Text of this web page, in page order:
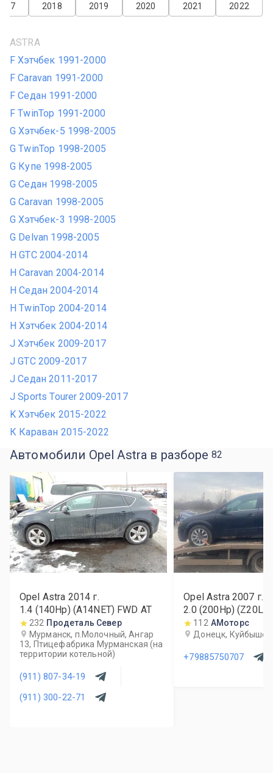
2022
2021
2020
2019
2018
ASTRA
F Хэтчбек 1991-2000
F Caravan 1991-2000
F Седан 1991-2000
F TwinTop 1991-2000
G Хэтчбек-5 1998-2005
G TwinTop 1998-2005
G Купе 1998-2005
G Седан 1998-2005
G Caravan 1998-2005
G Хэтчбек-3 1998-2005
G Delvan 1998-2005
H GTC 2004-2014
H Caravan 2004-2014
H Седан 2004-2014
H TwinTop 2004-2014
H Хэтчбек 2004-2014
J Хэтчбек 2009-2017
J GTC 2009-2017
J Седан 2011-2017
J Sports Tourer 2009-2017
K Хэтчбек 2015-2022
К Караван 2015-2022
Автомобили Opel Astra в разборе 82
Opel Astra 2014 г.
1.4 (140Hp) (A14NET) FWD AT
232 Продеталь Север
Мурманск, п.Молочный, Ангар
13, Птицефабрика Мурманская (на
территории котельной)
(911) 807-34-19
(911) 300-22-71
Opel Astra 2007 г.
2.0 (200Hp)
112 АМоторс
Донецк,
+79885750707